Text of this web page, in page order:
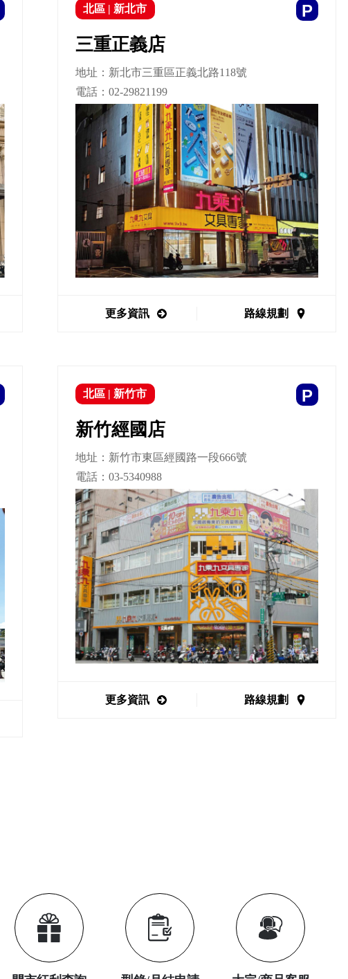
P
北區 | 新北市
三重正義店
地址：新北市三重區正義北路118號
電話： 02-29821199
更多資訊 路線規劃
P
北區 | 新竹市
新竹經國店
地址：新竹市東區經國路一段666號
電話： 03-5340988
更多資訊 路線規劃